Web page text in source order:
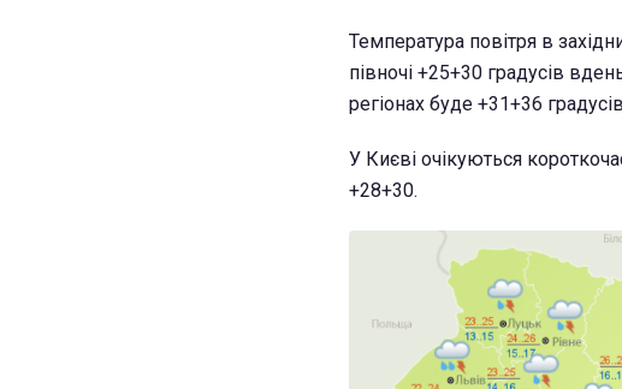
Температура повітря в
півночі +25+30 градусів
регіонах буде +31+36
У Києві очікуються
+28+30.